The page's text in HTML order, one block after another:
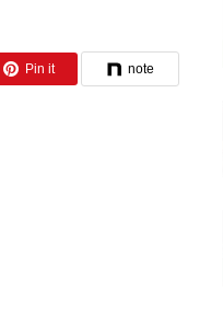
Pin it note